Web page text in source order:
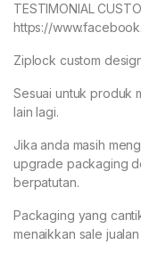
TESTIMONIAL
https://
Ziplock custom
Sesuai untuk produk
lain lagi.
Jika anda masih
upgrade packaging
berpatutan.
Packaging yang
menaikkan sale